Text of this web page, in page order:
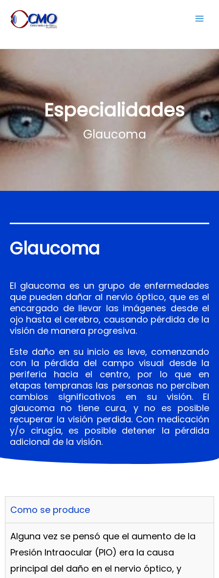
Especialidades
Glaucoma
Glaucoma
El glaucoma es un grupo de enfermedades
que pueden dañar al nervio óptico, que es el
encargado de llevar las imágenes desde el
ojo hasta el cerebro, causando pérdida de la
visión de manera progresiva.
Este daño en su inicio es leve, comenzando
con la pérdida del campo visual desde la
periferia hacia el centro, por lo que en
etapas tempranas las personas no perciben
cambios significativos en su visión. El
glaucoma no tiene cura, y no es posible
recuperar la visión perdida. Con medicación
y/o cirugía, es posible detener la pérdida
adicional de la visión.
Como se produce
Alguna vez se pensó que el aumento de la
Presión Intraocular (PIO) era la causa
principal del daño en el nervio óptico, y